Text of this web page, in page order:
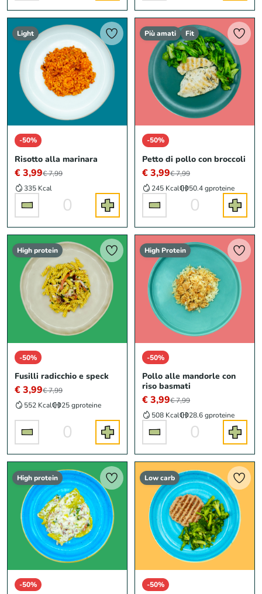
Light
-50%
Risotto alla marinara
€ 3,99€ 7,99
335 Kcal
0
Più amati Fit
-50%
Petto di pollo con broccoli
€ 3,99€ 7,99
245 Kcal
50.4 gproteine
0
High protein
-50%
Fusilli radicchio e speck
€ 3,99€ 7,99
552 Kcal
25 gproteine
0
High Protein
-50%
Pollo alle mandorle con
riso basmati
€ 3,99€ 7,99
508 Kcal
28.6 gproteine
0
High protein
-50%
Low carb
-50%